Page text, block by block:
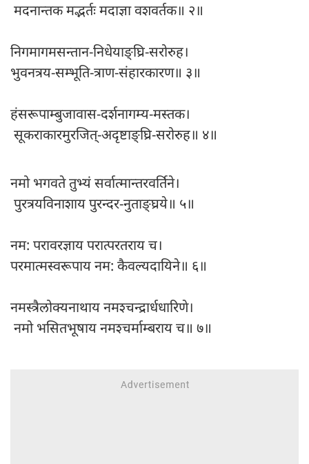
मदनान्तक मद्भर्तः मदाज्ञा वशवर्तक॥ २॥
निगमागमसन्तान-निधेयाङ्घ्रि-सरोरुह।
भुवनत्रय-सम्भूति-त्राण-संहारकारण॥ ३॥
हंसरूपाम्बुजावास-दर्शनागम्य-मस्तक।
सूकराकारमुरजित्-अदृष्टाङ्घ्रि-सरोरुह॥ ४॥
नमो भगवते तुभ्यं सर्वात्मान्तरवर्तिने।
पुरत्रयविनाशाय पुरन्दर-नुताङ्घ्रये॥ ५॥
नम: परावरज्ञाय परात्परतराय च।
परमात्मस्वरूपाय नम: कैवल्यदायिने॥ ६॥
नमस्त्रैलोक्यनाथाय नमश्चन्द्रार्धधारिणे।
नमो भसितभूषाय नमश्चर्माम्बराय च॥ ७॥